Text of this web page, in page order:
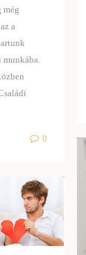
még
a
munkába.
0